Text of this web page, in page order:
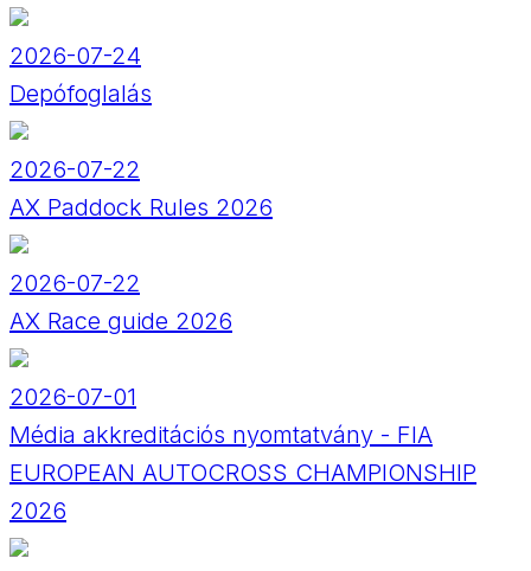
2026-07-24
Depófoglalás
2026-07-22
AX Paddock Rules 2026
2026-07-22
AX Race guide 2026
2026-07-01
Média akkreditációs nyomtatvány - FIA
EUROPEAN AUTOCROSS CHAMPIONSHIP
2026